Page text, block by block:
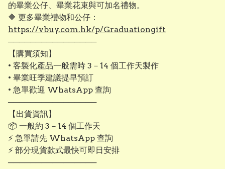
的畢業公仔、畢業花束與可加名禮物。
🔶 更多畢業禮物和公仔：
https://vbuy.com.hk/p/Graduationgift
────────────────
【購買須知】
• 客製化產品一般需時 3－14 個工作天製作
• 畢業旺季建議提早預訂
• 急單歡迎 WhatsApp 查詢
────────────────
【出貨資訊】
📦 一般約 3－14 個工作天
⚡ 急單請先 WhatsApp 查詢
⚡ 部分現貨款式最快可即日安排
────────────────